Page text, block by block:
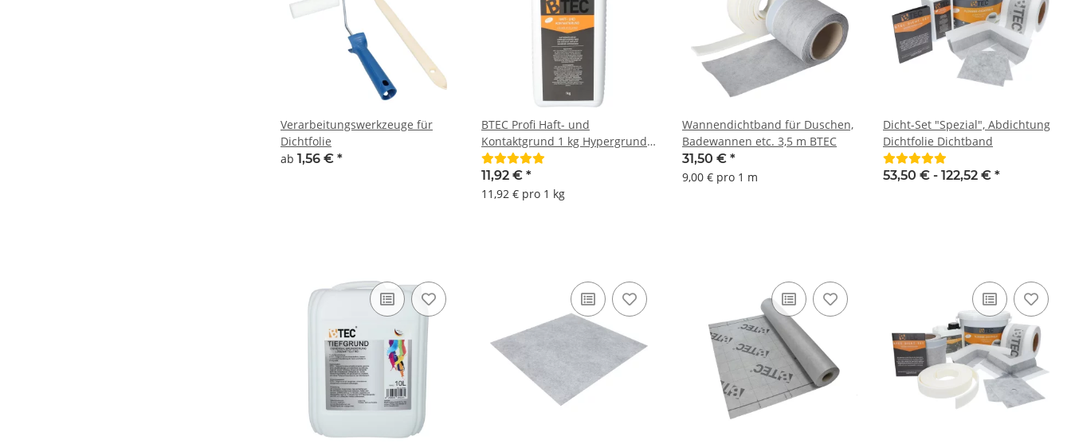
Verarbeitungswerkzeuge für
Dichtfolie
ab 1,56 € *
BTEC Profi Haft- und
Kontaktgrund 1 kg Hypergrund
Grundierung Haftbrücke
11,92 € *
11,92 € pro 1 kg
Wannendichtband für Duschen,
Badewannen etc. 3,5 m BTEC
31,50 € *
9,00 € pro 1 m
Dicht-Set "Spezial", Abdichtung
Dichtfolie Dichtband
53,50 € - 122,52 € *